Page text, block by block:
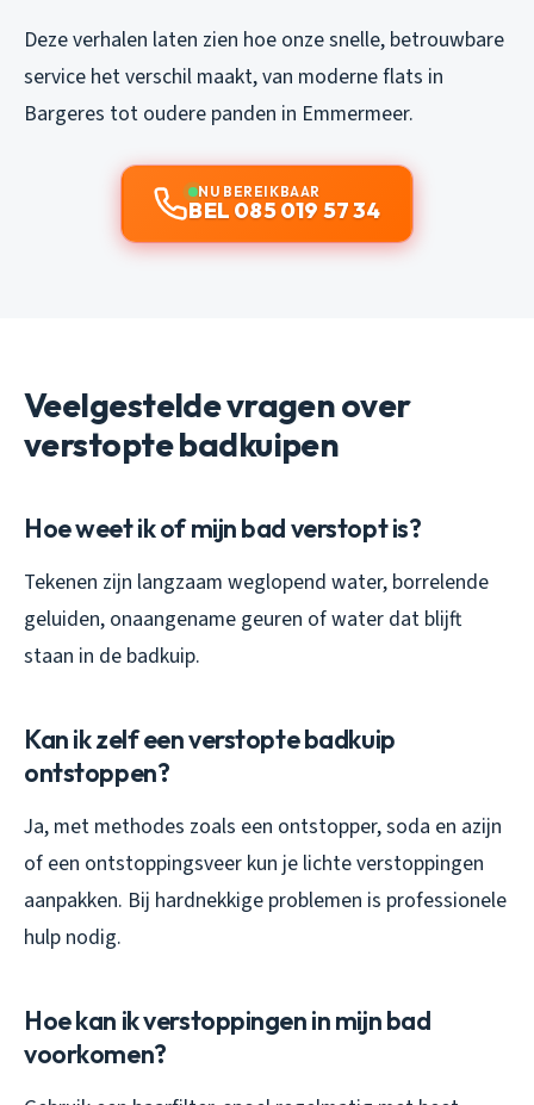
Deze verhalen laten zien hoe onze snelle, betrouwbare
service het verschil maakt, van moderne flats in
Bargeres tot oudere panden in Emmermeer.
NU BEREIKBAAR
BEL 085 019 57 34
Veelgestelde vragen over
verstopte badkuipen
Hoe weet ik of mijn bad verstopt is?
Tekenen zijn langzaam weglopend water, borrelende
geluiden, onaangename geuren of water dat blijft
staan in de badkuip.
Kan ik zelf een verstopte badkuip
ontstoppen?
Ja, met methodes zoals een ontstopper, soda en azijn
of een ontstoppingsveer kun je lichte verstoppingen
aanpakken. Bij hardnekkige problemen is professionele
hulp nodig.
Hoe kan ik verstoppingen in mijn bad
voorkomen?